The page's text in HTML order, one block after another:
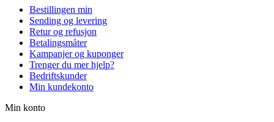
Bestillingen min
Sending og levering
Retur og refusjon
Betalingsmåter
Kampanjer og kuponger
Trenger du mer hjelp?
Bedriftskunder
Min kundekonto
Min konto